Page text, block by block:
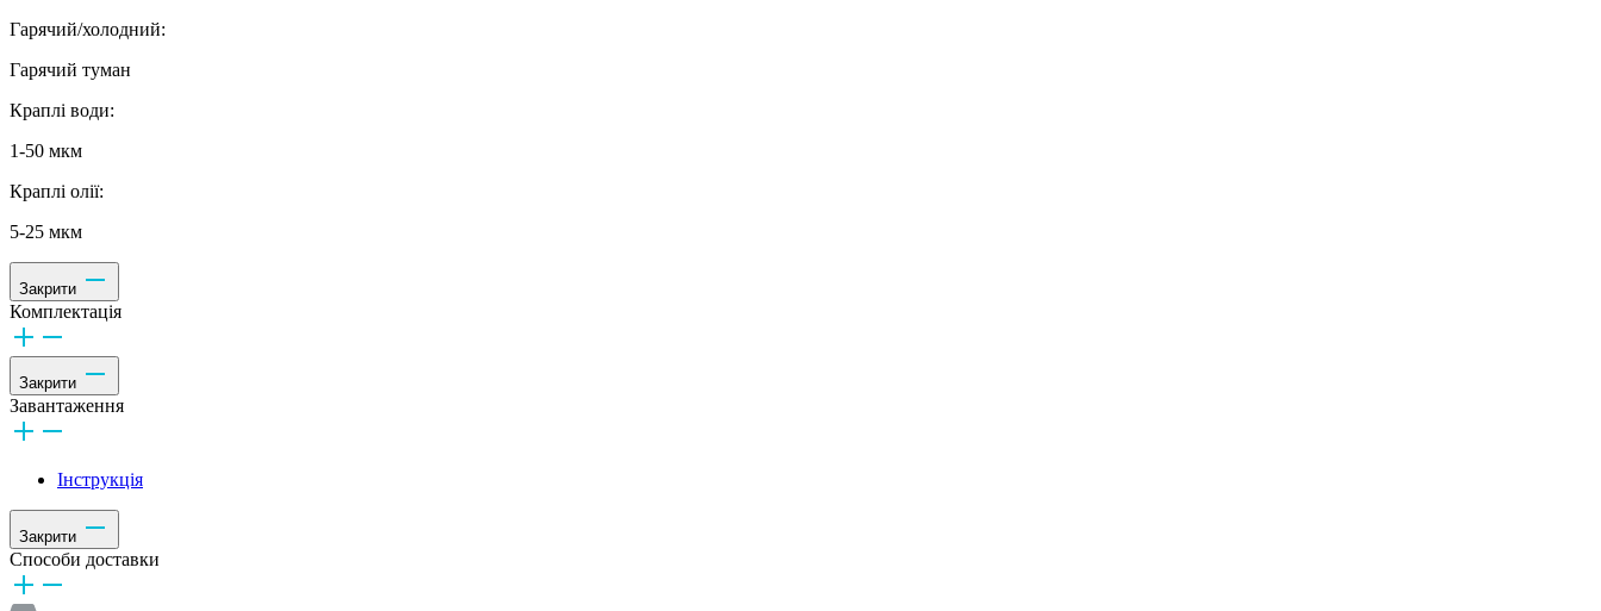
Гарячий/холодний:
Гарячий туман
Краплі води:
1-50 мкм
Краплі олії:
5-25 мкм
Закрити
Комплектація
Закрити
Завантаження
Інструкція
Закрити
Способи доставки